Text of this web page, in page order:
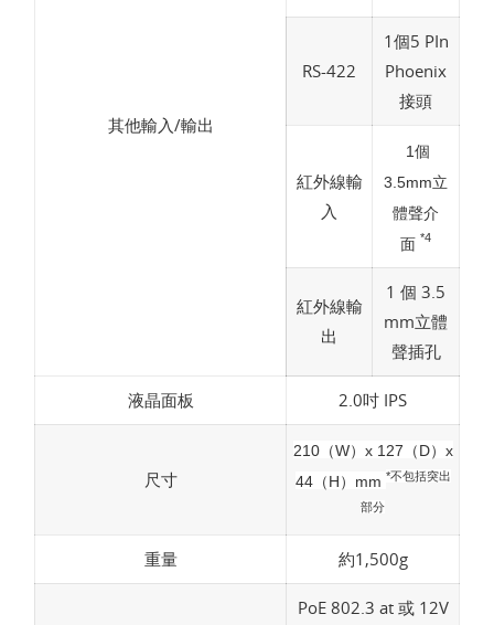
其他輸入/輸出
RS-422
1個5 PIn
Phoenix
接頭
紅外線輸
入
1個
3.5mm立
體聲介
面 *4
紅外線輸
出
1 個 3.5
mm立體
聲插孔
液晶面板 2.0吋 IPS
尺寸
210（W）x 127（D）x
44（H）mm *不包括突出
部分
重量 約1,500g
PoE 802.3 at 或 12V